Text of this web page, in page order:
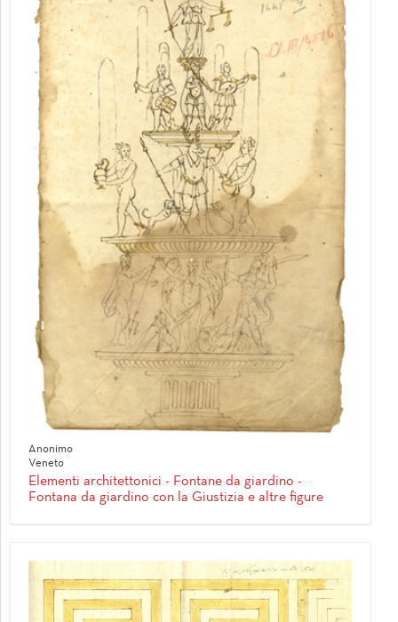
Anonimo
Veneto
Elementi architettonici - Fontane da giardino -
Fontana da giardino con la Giustizia e altre figure